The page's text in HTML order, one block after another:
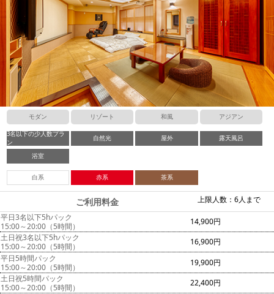
モダン リゾート 和風 アジアン
3名以下の少人数プラ
ン
自然光 屋外 露天風呂
浴室
白系 赤系 茶系
上限人数：6人まで
ご利用料金
平日3名以下5hパック
15:00～20:00（5時間）
14,900円
土日祝3名以下5hパック
15:00～20:00（5時間）
16,900円
平日5時間パック
15:00～20:00（5時間）
19,900円
土日祝5時間パック
15:00～20:00（5時間）
22,400円